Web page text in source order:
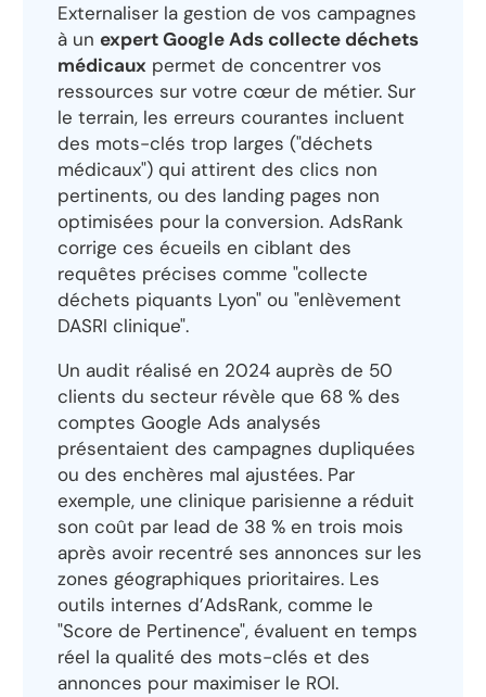
Externaliser la gestion de vos campagnes
à un expert Google Ads collecte déchets
médicaux permet de concentrer vos
ressources sur votre cœur de métier. Sur
le terrain, les erreurs courantes incluent
des mots-clés trop larges ("déchets
médicaux") qui attirent des clics non
pertinents, ou des landing pages non
optimisées pour la conversion. AdsRank
corrige ces écueils en ciblant des
requêtes précises comme "collecte
déchets piquants Lyon" ou "enlèvement
DASRI clinique".
Un audit réalisé en 2024 auprès de 50
clients du secteur révèle que 68 % des
comptes Google Ads analysés
présentaient des campagnes dupliquées
ou des enchères mal ajustées. Par
exemple, une clinique parisienne a réduit
son coût par lead de 38 % en trois mois
après avoir recentré ses annonces sur les
zones géographiques prioritaires. Les
outils internes d’AdsRank, comme le
"Score de Pertinence", évaluent en temps
réel la qualité des mots-clés et des
annonces pour maximiser le ROI.